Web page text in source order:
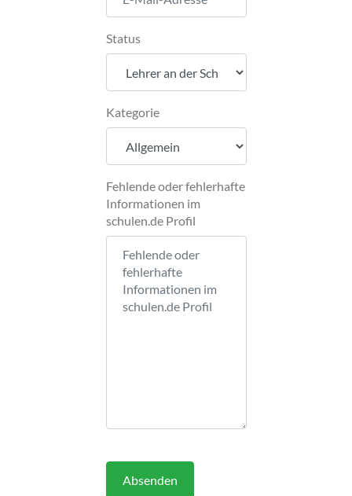
Status
Kategorie
Fehlende oder fehlerhafte
Informationen im
schulen.de Profil
Absenden